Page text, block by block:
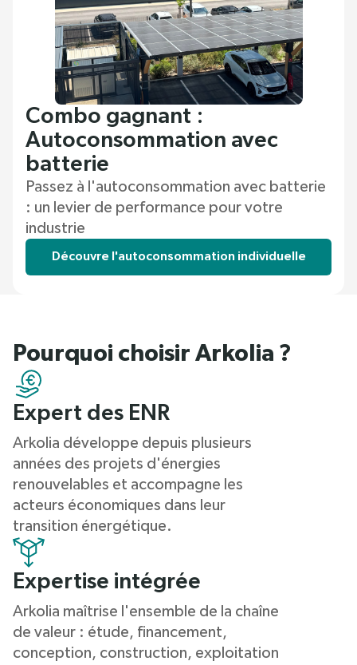
Combo gagnant :
Autoconsommation avec
batterie
Passez à l'autoconsommation avec batterie
: un levier de performance pour votre
industrie
Découvre l'autoconsommation individuelle
Pourquoi choisir Arkolia ?
Expert des ENR
Arkolia développe depuis plusieurs
années des projets d'énergies
renouvelables et accompagne les
acteurs économiques dans leur
transition énergétique.
Expertise intégrée
Arkolia maîtrise l'ensemble de la chaîne
de valeur : étude, financement,
conception, construction, exploitation